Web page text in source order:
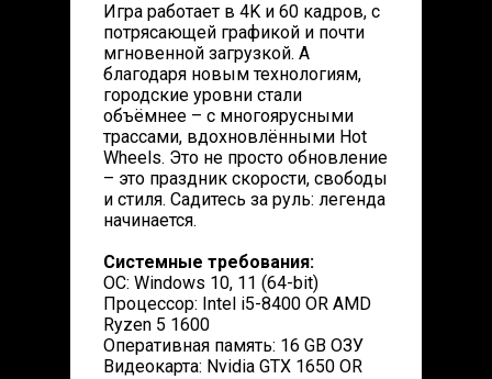
Игра работает в 4K и 60 кадров, с
потрясающей графикой и почти
мгновенной загрузкой. А
благодаря новым технологиям,
городские уровни стали
объёмнее – с многоярусными
трассами, вдохновлёнными Hot
Wheels. Это не просто обновление
– это праздник скорости, свободы
и стиля. Садитесь за руль: легенда
начинается.
Системные требования:
ОС: Windows 10, 11 (64-bit)
Процессор: Intel i5-8400 OR AMD
Ryzen 5 1600
Оперативная память: 16 GB ОЗУ
Видеокарта: Nvidia GTX 1650 OR